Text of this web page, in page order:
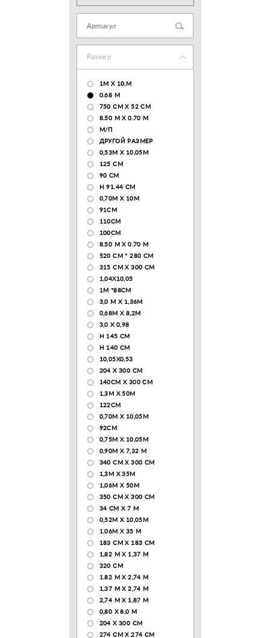
Размер
1М Х 10,М
0.68 M
750 CM X 52 CM
8.50 М X 0.70 М
М/П
ДРУГОЙ РАЗМЕР
0,53М Х 10,05М
125 CM
90 СМ
H 91.44 CM
0,70М Х 10М
91СМ
110CM
100CM
8.50 M X 0.70 M
520 СМ * 280 СМ
315 CM X 300 CM
1,04X10,05
1М *88СМ
3,0 М Х 1,36М
0,68М Х 8,2М
3,0 Х 0,98
H 145 CM
H 140 CM
10,05Х0,53
204 Х 300 СМ
140CM X 300 CM
1,3М Х 50М
122СМ
0,70М Х 10,05М
92CM
0,75М Х 10,05М
0,90М Х 7,32 М
340 CM X 300 CM
1,3M X 35M
1,06M X 50M
350 CM X 300 CM
34 CM X 7 M
0,52М Х 10,05М
1.06M X 35 M
183 СМ Х 183 СМ
1,82 М Х 1,37 М
320 CM
1.82 М Х 2,74 М
1,37 М Х 2,74 М
2,74 М Х 1,87 М
0,80 Х 8,0 М
204 Х 300 СМ
274 СМ Х 274 СМ